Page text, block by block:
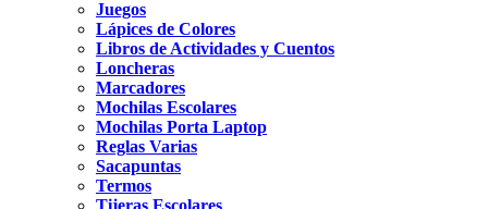
Juegos
Lápices de Colores
Libros de Actividades y Cuentos
Loncheras
Marcadores
Mochilas Escolares
Mochilas Porta Laptop
Reglas Varias
Sacapuntas
Termos
Tijeras Escolares